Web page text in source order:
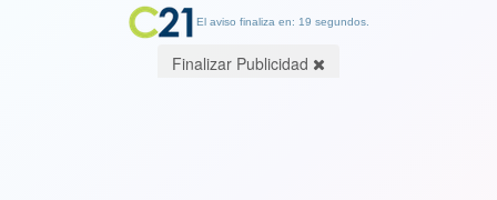
El aviso finaliza en: 19 segundos.
Finalizar Publicidad